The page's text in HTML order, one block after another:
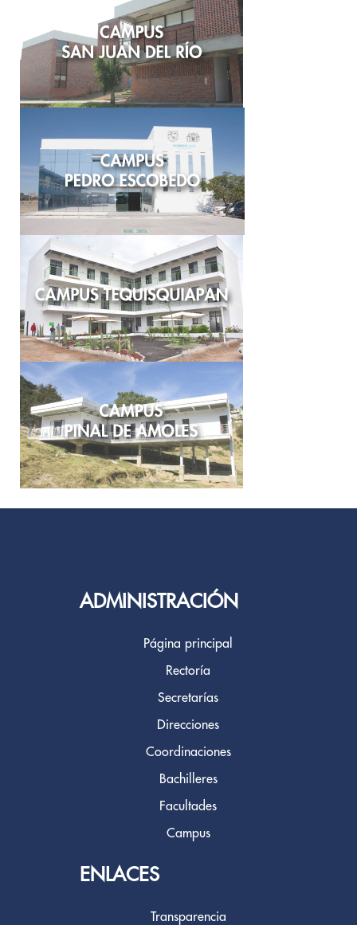
ADMINISTRACIÓN
Página principal
Rectoría
Secretarías
Direcciones
Coordinaciones
Bachilleres
Facultades
Campus
ENLACES
Transparencia